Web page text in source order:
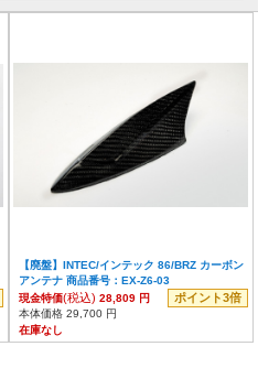
【廃盤】INTEC/インテック 86/BRZ カーボン
アンテナ 商品番号：EX-Z6-03
現金特価(税込) 28,809 円 ポイント3倍
本体価格 29,700 円
在庫なし